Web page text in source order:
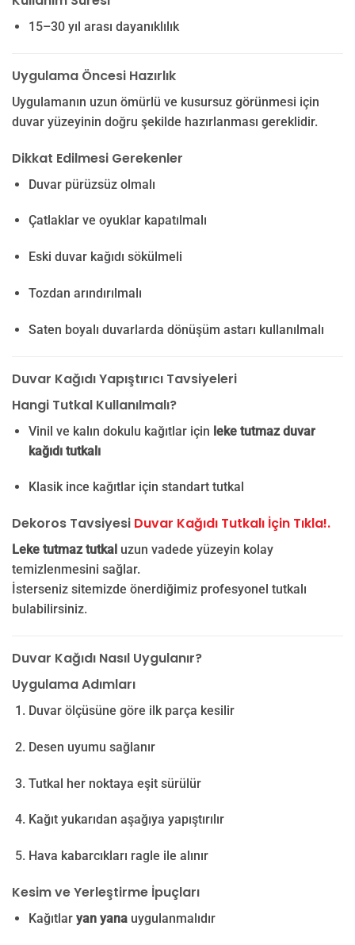
15–30 yıl arası dayanıklılık
Uygulama Öncesi Hazırlık
Uygulamanın uzun ömürlü ve kusursuz görünmesi için
duvar yüzeyinin doğru şekilde hazırlanması gereklidir.
Dikkat Edilmesi Gerekenler
Duvar pürüzsüz olmalı
Çatlaklar ve oyuklar kapatılmalı
Eski duvar kağıdı sökülmeli
Tozdan arındırılmalı
Saten boyalı duvarlarda dönüşüm astarı kullanılmalı
Duvar Kağıdı Yapıştırıcı Tavsiyeleri
Hangi Tutkal Kullanılmalı?
Vinil ve kalın dokulu kağıtlar için leke tutmaz duvar
kağıdı tutkalı
Klasik ince kağıtlar için standart tutkal
Dekoros Tavsiyesi Duvar Kağıdı Tutkalı İçin Tıkla!.
Leke tutmaz tutkal uzun vadede yüzeyin kolay
temizlenmesini sağlar.
İsterseniz sitemizde önerdiğimiz profesyonel tutkalı
bulabilirsiniz.
Duvar Kağıdı Nasıl Uygulanır?
Uygulama Adımları
Duvar ölçüsüne göre ilk parça kesilir
Desen uyumu sağlanır
Tutkal her noktaya eşit sürülür
Kağıt yukarıdan aşağıya yapıştırılır
Hava kabarcıkları ragle ile alınır
Kesim ve Yerleştirme İpuçları
Kağıtlar yan yanauygulanmalıdır